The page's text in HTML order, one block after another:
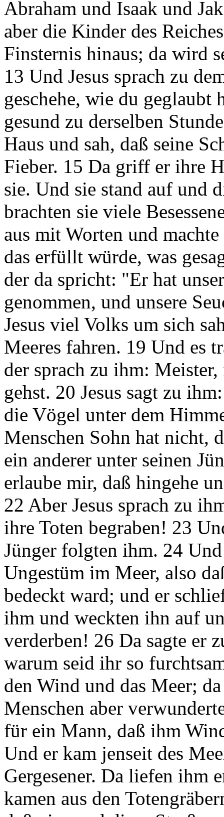
Abraham und Isaak und
aber die Kinder des
Finsternis hinaus; da wird
13 Und Jesus sprach zu
geschehe, wie du geglaubt
gesund zu derselben
Haus und sah, daß seine
Fieber. 15 Da griff er ihre
sie. Und sie stand auf und
brachten sie viele
aus mit Worten und
das erfüllt würde, was
der da spricht: "Er hat
genommen, und unsere
Jesus viel Volks um sich
Meeres fahren. 19 Und es
der sprach zu ihm:
gehst. 20 Jesus sagt zu
die Vögel unter dem
Menschen Sohn hat nicht,
ein anderer unter seinen
erlaube mir, daß hingehe
22 Aber Jesus sprach zu
ihre Toten begraben! 23
Jünger folgten ihm. 24
Ungestüm im Meer, also
bedeckt ward; und er
ihm und weckten ihn auf
verderben! 26 Da sagte er
warum seid ihr so
den Wind und das Meer;
Menschen aber
für ein Mann, daß ihm
Und er kam jenseit des
Gergesener. Da liefen ihm
kamen aus den